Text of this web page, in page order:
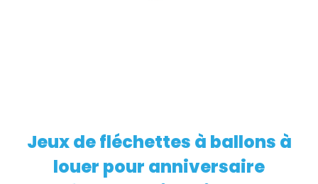
EN SAVOIR PLUS
Jeux de fléchettes à ballons à
louer pour anniversaire